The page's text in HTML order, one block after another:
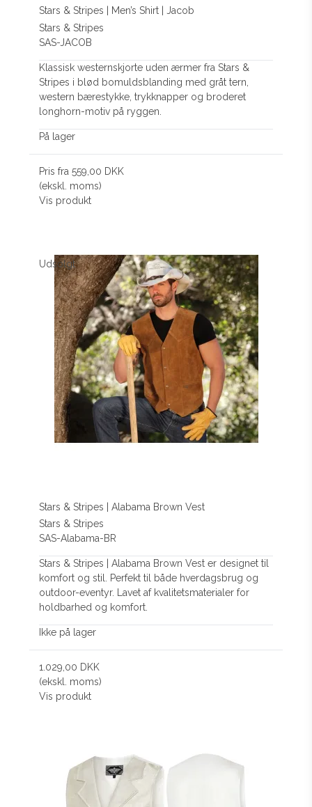
Stars & Stripes | Men’s Shirt | Jacob
Stars & Stripes
SAS-JACOB
Klassisk westernskjorte uden ærmer fra Stars &
Stripes i blød bomuldsblanding med gråt tern,
western bærestykke, trykknapper og broderet
longhorn-motiv på ryggen.
På lager
Pris fra559,00 DKK
(ekskl. moms)
Vis produkt
Udsolgt
Stars & Stripes | Alabama Brown Vest
Stars & Stripes
SAS-Alabama-BR
Stars & Stripes | Alabama Brown Vest er designet til
komfort og stil. Perfekt til både hverdagsbrug og
outdoor-eventyr. Lavet af kvalitetsmaterialer for
holdbarhed og komfort.
Ikke på lager
1.029,00 DKK
(ekskl. moms)
Vis produkt